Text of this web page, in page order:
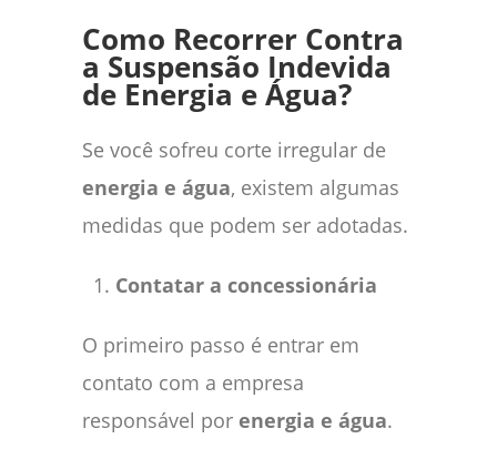
Como Recorrer Contra
a Suspensão Indevida
de Energia e Água?
Se você sofreu corte irregular de
energia e água, existem algumas
medidas que podem ser adotadas.
Contatar a concessionária
O primeiro passo é entrar em
contato com a empresa
responsável por energia e água.